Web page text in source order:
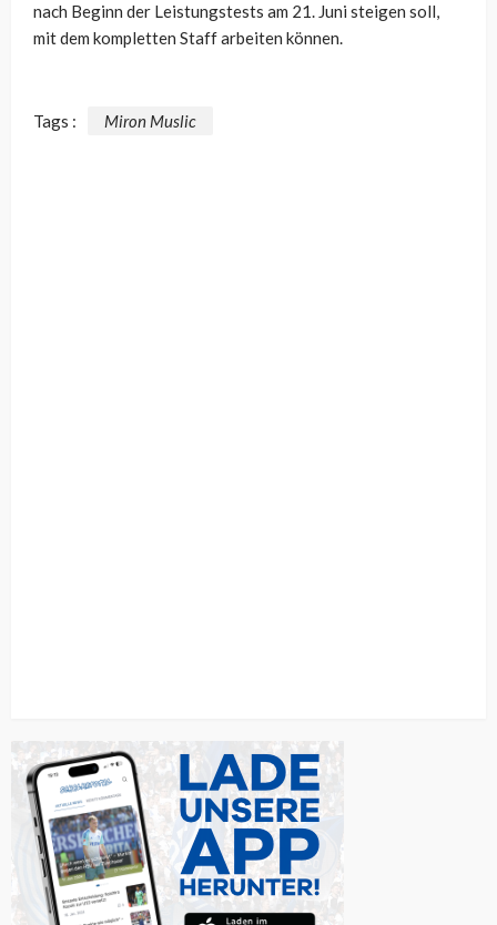
nach Beginn der Leistungstests am 21. Juni steigen soll,
mit dem kompletten Staff arbeiten können.
Tags : Miron Muslic